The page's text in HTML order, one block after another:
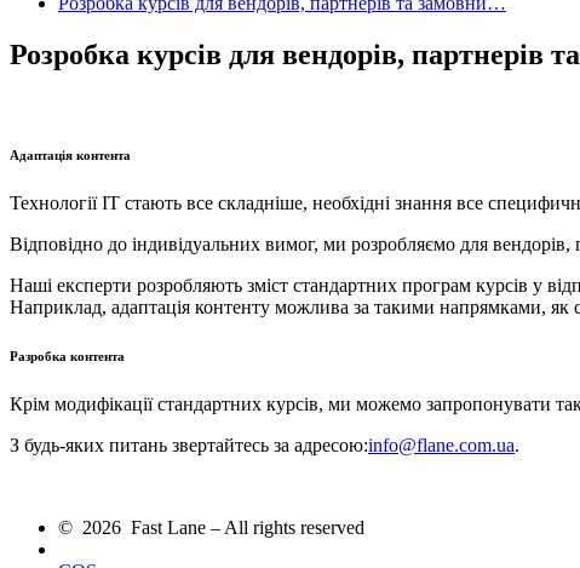
Розробка курсів для вендорів, партнерів
Адаптація контента
Технології ІТ стають все складніше, необхідні знання все
Відповідно до індивідуальних вимог, ми розробляємо для вендорів,
Наші експерти розробляють зміст стандартних програм курсів у
Наприклад, адаптація контенту можлива за такими напрямками, як
Разробка контента
Крім модифікації стандартних курсів, ми можемо запропонувати
З будь-яких питань звертайтесь за адресою:info@flane.com.ua.
© 2026 Fast Lane – All rights reserved